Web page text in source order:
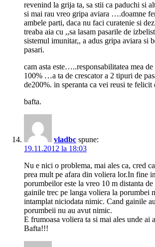
revenind la grija ta, sa stii ca paduchi si
si mai rau vreo gripa aviara ….doamne
ambele parti, daca nu faci curatenie si
treaba aia cu ,,sa lasam pasarile de
sistemul imunitar,, a adus gripa aviara si
pasari.
cam asta este…..responsabilitatea mea
100% …a ta de crescator a 2 tipuri de
de200%. in speranta ca vei reusi te felicit
bafta.
vladbc spune:
19.11.2012 la 18:03
Nu e nici o problema, mai ales ca, cred
prea mult pe afara din voliera lor.In fine
porumbeilor este la vreo 10 m distanta
gainile trec pe langa voliera la porumbei
intamplat niciodata nimic. Cand gainile
porumbeii nu au avut nimic.
E frumoasa voliera ta si mai ales unde ai
Bafta!!!